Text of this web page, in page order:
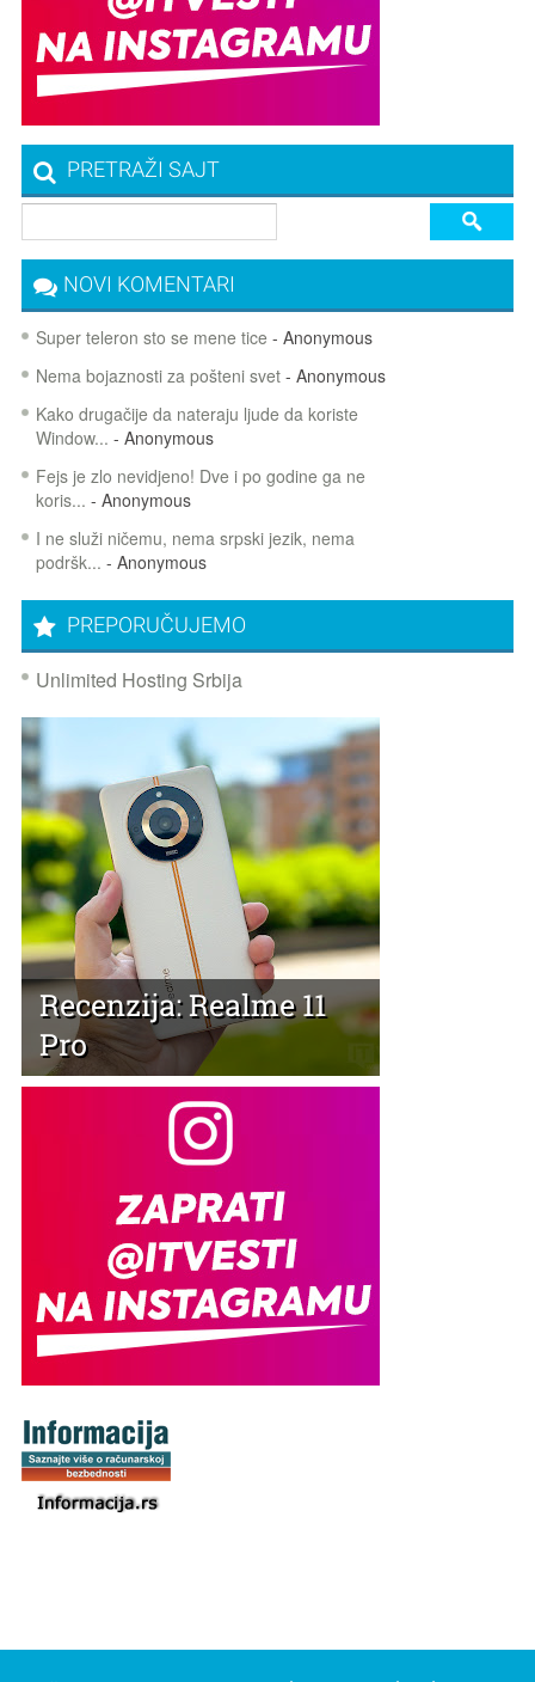
PRETRAŽI SAJT
NOVI KOMENTARI
Super teleron sto se mene tice - Anonymous
Nema bojaznosti za pošteni svet- Anonymous
Kako drugačije da nateraju ljude da koriste
Window... - Anonymous
Fejs je zlo nevidjeno! Dve i po godine ga ne
koris... - Anonymous
I ne služi ničemu, nema srpski jezik, nema
podršk... - Anonymous
PREPORUČUJEMO
Unlimited Hosting Srbija
Recenzija: Realme 11
Pro